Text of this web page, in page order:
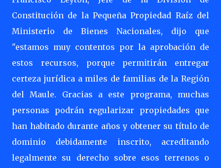
Constitución de la Pequeña Propiedad Raíz del
Ministerio de Bienes Nacionales, dijo que
"estamos muy contentos por la aprobación de
estos recursos, porque permitirán entregar
certeza jurídica a miles de familias de la Región
del Maule. Gracias a este programa, muchas
personas podrán regularizar propiedades que
han habitado durante años y obtener su título de
dominio debidamente inscrito, acreditando
legalmente su derecho sobre esos terrenos o